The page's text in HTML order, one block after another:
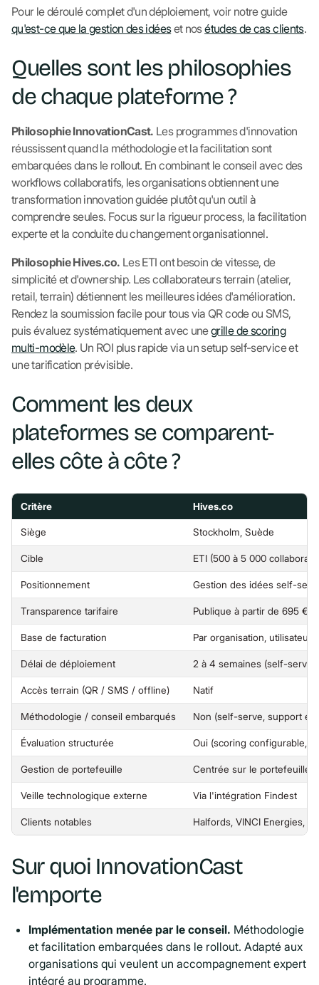
Pour le déroulé complet d'un déploiement, voir notre guide
qu'est-ce que la gestion des idéeset nosétudes de cas clients.
Quelles sont les philosophies
de chaque plateforme ?
Philosophie InnovationCast. Les programmes d'innovation
réussissent quand la méthodologie et la facilitation sont
embarquées dans le rollout. En combinant le conseil avec des
workflows collaboratifs, les organisations obtiennent une
transformation innovation guidée plutôt qu'un outil à
comprendre seules. Focus sur la rigueur process, la facilitation
experte et la conduite du changement organisationnel.
Philosophie Hives.co. Les ETI ont besoin de vitesse, de
simplicité et d'ownership. Les collaborateurs terrain (atelier,
retail, terrain) détiennent les meilleures idées d'amélioration.
Rendez la soumission facile pour tous via QR code ou SMS,
puis évaluez systématiquement avec unegrille de scoring
multi-modèle. Un ROI plus rapide via un setup self-service et
une tarification prévisible.
Comment les deux
plateformes se comparent-
elles côte à côte ?
Critère Hives.co
Siège Stockholm, Suède
Cible ETI (500 à 5 000
Positionnement Gestion des idées self-
Transparence tarifaire Publique à partir de 695 €/
Base de facturation Par organisation,
Délai de déploiement 2 à 4 semaines (self-
Accès terrain (QR / SMS / offline) Natif
Méthodologie / conseil embarqués Non (self-serve, support
Évaluation structurée Oui (scoring configurable,
Gestion de portefeuille Centrée sur le portefeuille
Veille technologique externe Via l'intégration Findest
Clients notables Halfords, VINCI Energies,
Sur quoi InnovationCast
l'emporte
Implémentation menée par le conseil. Méthodologie
et facilitation embarquées dans le rollout. Adapté aux
organisations qui veulent un accompagnement expert
intégré au programme.